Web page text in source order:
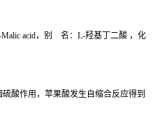
acid，别 名：L-羟基丁二酸 ，化
酸作用，苹果酸发生自缩合反应得到